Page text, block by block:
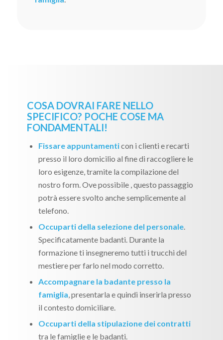
COSA DOVRAI FARE NELLO
SPECIFICO? POCHE COSE MA
FONDAMENTALI!
Fissare appuntamenticon i clienti e recarti
presso il loro domicilio al fine di raccogliere le
loro esigenze, tramite la compilazione del
nostro form. Ove possibile , questo passaggio
potrà essere svolto anche semplicemente al
telefono.
Occuparti della selezione del personale.
Specificatamente badanti. Durante la
formazione ti insegneremo tutti i trucchi del
mestiere per farlo nel modo corretto.
Accompagnare la badante presso la
famiglia, presentarla e quindi inserirla presso
il contesto domiciliare.
Occuparti della stipulazione dei contratti
tra le famiglie e le badanti.